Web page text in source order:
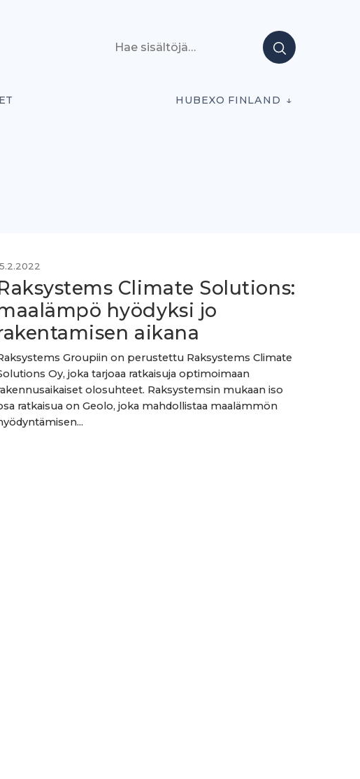
HUBEXO FINLAND
Climate Solutions:
hyödyksi jo
aikana
Groupiin on perustettu Raksystems Climate
Oy, joka tarjoaa ratkaisuja optimoimaan
olosuhteet. Raksystemsin mukaan iso
ratkaisua on Geolo, joka mahdollistaa maalämmön